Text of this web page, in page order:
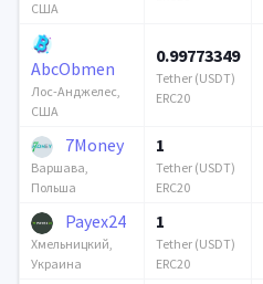
США
AbcObmen
Лос-Анджелес,
США
0.99773349
Tether (USDT)
ERC20
7Money
Варшава,
Польша
1
Tether (USDT)
ERC20
Payex24
Хмельницкий,
Украина
1
Tether (USDT)
ERC20